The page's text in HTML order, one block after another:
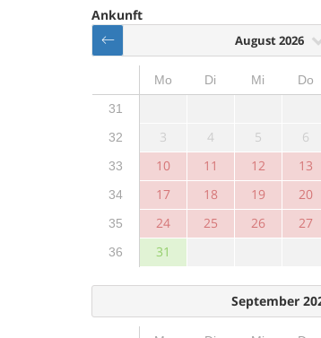
Ankunft
August 2026
Mo Di Mi Do
31
32 3 4 5 6
33 10 11 12 13
34 17 18 19 20
35 24 25 26 27
36 31
September